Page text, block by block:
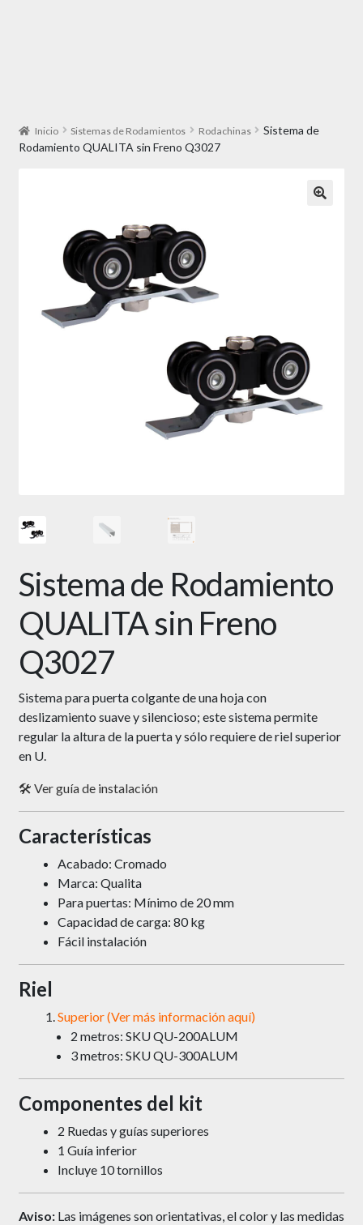
Inicio Sistemas de Rodamientos Rodachinas
Sistema de
Rodamiento QUALITA sin Freno Q3027
Sistema de Rodamiento
QUALITA sin Freno
Q3027
Sistema para puerta colgante de una hoja con
deslizamiento suave y silencioso; este sistema permite
regular la altura de la puerta y sólo requiere de riel superior
en U.
🛠️ Ver guía de instalación
Características
Acabado: Cromado
Marca: Qualita
Para puertas: Mínimo de 20 mm
Capacidad de carga: 80 kg
Fácil instalación
Riel
Superior (Ver más información aquí)
2 metros: SKU QU-200ALUM
3 metros: SKU QU-300ALUM
Componentes del kit
2 Ruedas y guías superiores
1 Guía inferior
Incluye 10 tornillos
Aviso:Las imágenes son orientativas, el color y las medidas